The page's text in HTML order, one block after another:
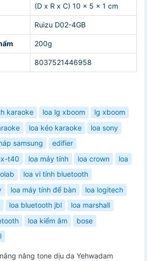
(D x R x C) 10 x 5 x 1 cm
Ruizu D02-4GB
200g
8037521446958
karaoke loa lg xboom
lg xboom
loa kéo karaoke
loa sony
samsung
edifier
t40
loa máy tính loa crown
loa
loa vi tính bluetooth
loa máy tính để bàn
loa logitech
loa bluetooth jbl
loa marshall
loa kiểm âm
bose
nâng tone dịu da Yehwadam